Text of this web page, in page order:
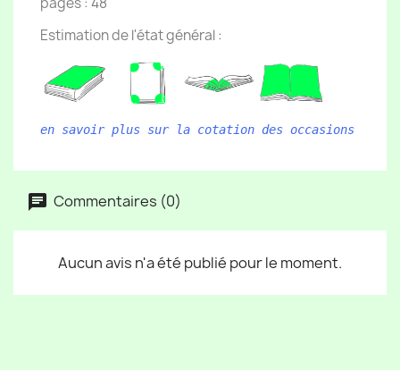
Estimation de l'état général :
en savoir plus sur la cotation des occasions
Commentaires (0)
Aucun avis n'a été publié pour le moment.